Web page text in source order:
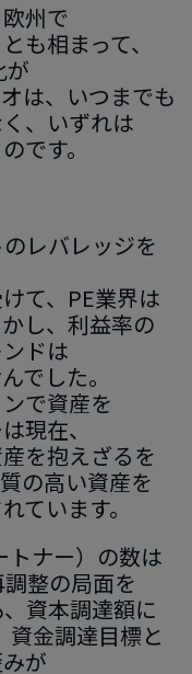
州で​
も​相まって、​
が​
は、​いつまでも​
、​いずれは​
です。
レバレッジを​
て、​PE業界は​
し、​利益率の​
ドは​
でした。​
で​資産を​
現在、​
を​抱えざるを​
の​高い​資産を​
ています。
トナー）の​数は​
整の​局面を​
資本調達額に​
資金調達目標と​
が​